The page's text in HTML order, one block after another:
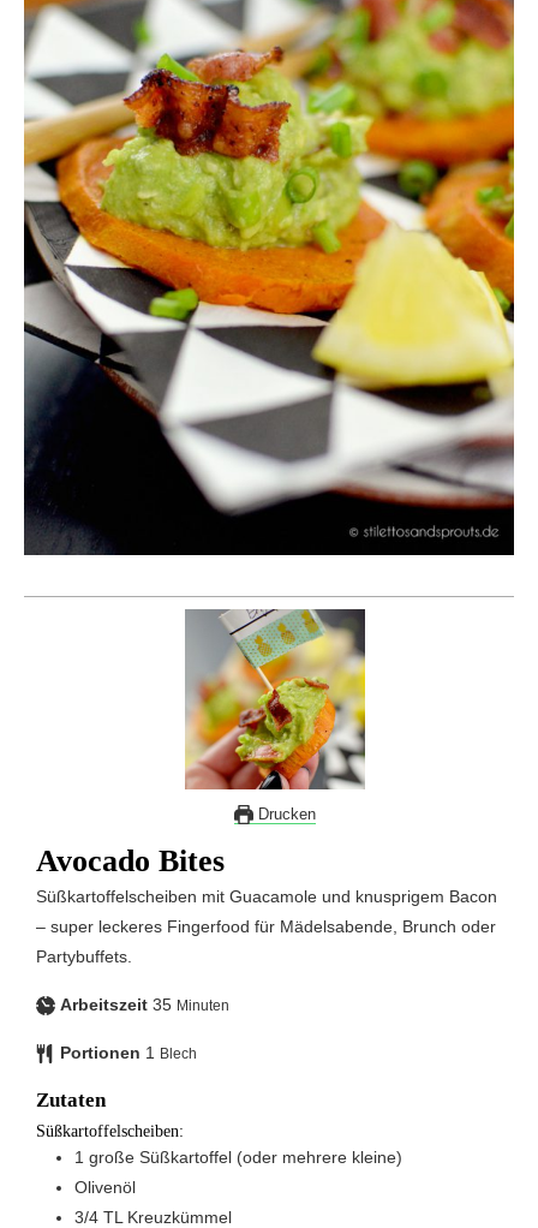
Drucken
Avocado Bites
Süßkartoffelscheiben mit Guacamole und knusprigem Bacon
– super leckeres Fingerfood für Mädelsabende, Brunch oder
Partybuffets.
Arbeitszeit 35 Minuten
Portionen 1 Blech
Zutaten
Süßkartoffelscheiben:
1 große Süßkartoffel (oder mehrere kleine)
Olivenöl
3/4 TL Kreuzkümmel